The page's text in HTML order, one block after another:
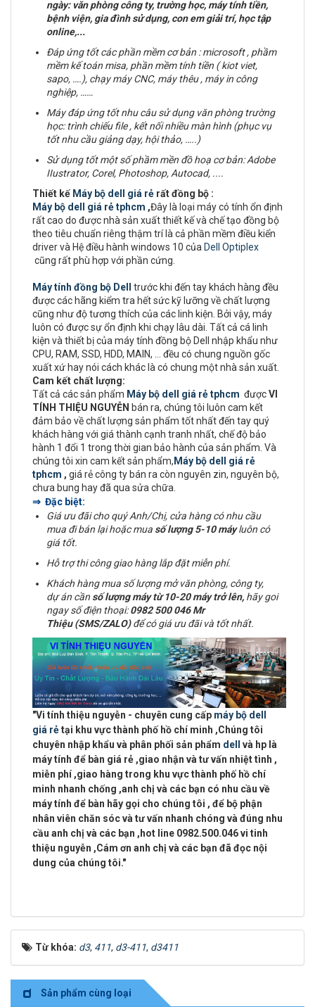
ngày: văn phòng công ty, trường học, máy tính tiền,
bệnh viện, gia đình sử dụng, con em giải trí, học tập
online,...
Đáp ứng tốt các phần mềm cơ bản : microsoft , phầm
mềm kế toán misa, phần mềm tính tiền ( kiot viet,
sapo, ….), chạy máy CNC, máy thêu , máy in công
nghiệp, ……
Máy đáp ứng tốt nhu câu sử dụng văn phòng trường
học: trình chiếu file , kết nối nhiều màn hình (phục vụ
tốt nhu cầu giảng dạy, hội thảo, …..)
Sử dụng tốt một số phầm mền đồ hoạ cơ bản:Adobe
IIustrator, Corel, Photoshop, Autocad, ....
Thiết kế Máy bộ dell giá rẻ rất đồng bộ :
Máy bộ dell giá rẻ tphcm ,Đây là loại máy có tính ổn định
rất cao do được nhà sản xuất thiết kế và chế tạo đồng bộ
theo tiêu chuẩn riêng thậm trí là cả phần mềm điều kiển
driver và Hệ điều hành windows 10 của Dell Optiplex
cũng rất phù hợp với phần cứng.
Máy tính đồng bộ Dell
trước khi đến tay khách hàng đều
được các hãng kiểm tra hết sức kỹ lưỡng về chất lượng
cũng như độ tương thích của các linh kiện. Bởi vậy, máy
luôn có được sự ổn định khi chạy lâu dài. Tất cả cá linh
kiện và thiết bị của máy tính đồng bộ Dell nhập khẩu như
CPU, RAM, SSD, HDD, MAIN, ... đều có chung nguồn gốc
xuất xứ hay nói cách khác là có chung một nhà sản xuất.
Cam kết chất lượng:
Tất cả các sản phẩm Máy bộ dell giá rẻ tphcm đượcVI
TÍNH THIỆU NGUYỄN bán ra, chúng tôi luôn cam kết
đảm bảo về chất lượng sản phẩm tốt nhất đến tay quý
khách hàng với giá thành cạnh tranh nhất, chế độ bảo
hành 1 đổi 1 trong thời gian bảo hành của sản phẩm. Và
chúng tôi xin cam kết sản phẩm, Máy bộ dell giá rẻ
tphcm , giá rẻ công ty bán ra còn nguyên zin, nguyên bộ,
chưa bung hay đã qua sửa chữa.
⇒ Đặc biệt:
Giá ưu đãi cho quý Anh/Chị, cửa hàng có nhu cầu
mua đi bán lại hoặc mua số lượng 5-10 máyluôn có
giá tốt.
Hỗ trợ thi công giao hàng lắp đặt miễn phí.
Khách hàng mua số lượng mở văn phòng, công ty,
dự án cần số lượng máy từ 10-20 máy trở lên, hãy goi
ngay số điện thoại:0982 500 046 Mr
Thiệu (SMS/ZALO)để có giá ưu đãi và tốt nhất.
"Vi tính thiệu nguyễn - chuyên cung cấp máy bộ dell
giá rẻtại khu vựcthành phố hồ chí minh ,Chúng tôi
chuyên nhập khẩu và phân phối sản phẩm dell
và hp là
máy tính để bàn giá rẻ ,giao nhận và tư vấn nhiệt tình ,
miễn phí ,giao hàng trong khu vực thành phố hồ chí
minh nhanh chống ,anh chị và các bạn có nhu cầu về
máy tính để bàn hãy gọi cho chúng tôi , để bộ phận
nhân viên chăn sóc và tư vấn nhanh chóng và đúng nhu
cầu anh chị và các bạn , hot line 0982.500.046 vi tinh
thiệu nguyễn ,Cám ơn anh chị và các bạn đã đọc nội
dung của chúng tôi."
Từ khóa: d3, 411, d3-411, d3411
Sản phẩm cùng loại